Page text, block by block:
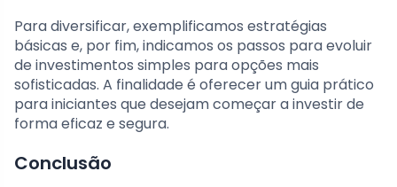
Para diversificar, exemplificamos estratégias
básicas e, por fim, indicamos os passos para evoluir
de investimentos simples para opções mais
sofisticadas. A finalidade é oferecer um guia prático
para iniciantes que desejam começar a investir de
forma eficaz e segura.
Conclusão